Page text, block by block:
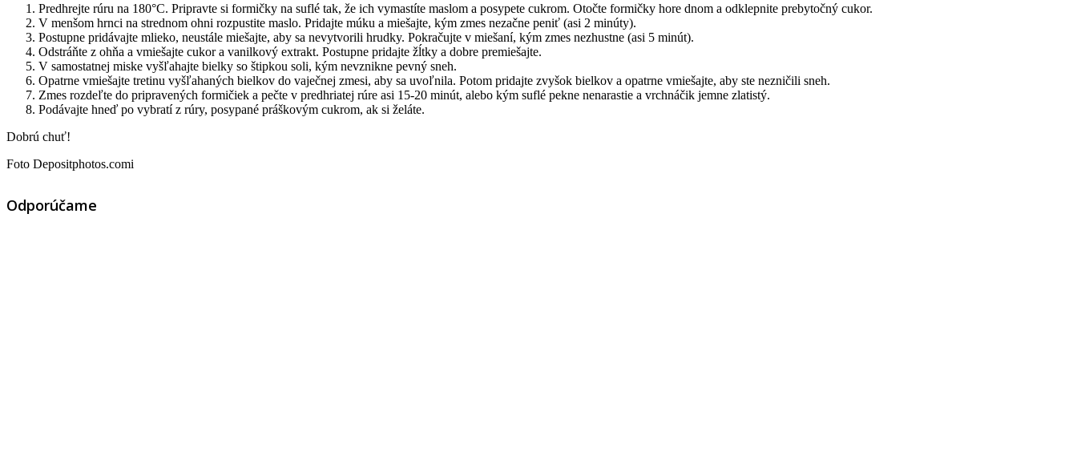
Predhrejte rúru na 180°C. Pripravte si formičky na suflé tak, že ich vymastíte maslom a posypete cukrom. Otočte formičky hore dnom a odklepnite prebytočný cukor.
V menšom hrnci na strednom ohni rozpustite maslo. Pridajte múku a miešajte, kým zmes nezačne peniť (asi 2 minúty).
Postupne pridávajte mlieko, neustále miešajte, aby sa nevytvorili hrudky. Pokračujte v miešaní, kým zmes nezhustne (asi 5 minút).
Odstráňte z ohňa a vmiešajte cukor a vanilkový extrakt. Postupne pridajte žĺtky a dobre premiešajte.
V samostatnej miske vyšľahajte bielky so štipkou soli, kým nevznikne pevný sneh.
Opatrne vmiešajte tretinu vyšľahaných bielkov do vaječnej zmesi, aby sa uvoľnila. Potom pridajte zvyšok bielkov a opatrne vmiešajte, aby ste nezničili sneh.
Zmes rozdeľte do pripravených formičiek a pečte v predhriatej rúre asi 15-20 minút, alebo kým suflé pekne nenarastie a vrchnáčik jemne zlatistý.
Podávajte hneď po vybratí z rúry, posypané práškovým cukrom, ak si želáte.
Dobrú chuť!
Foto Depositphotos.comi
Odporúčame